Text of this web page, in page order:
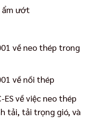
ẩm ướt
về neo thép trong
về nối thép
về việc neo thép
tải, tải trọng gió, và